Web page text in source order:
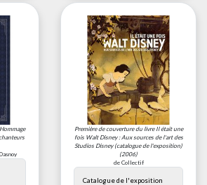
Hommage
Première de couverture du livre Il était une
fois Walt Disney : Aux sources de l'art des
Studios Disney (catalogue de l'exposition)
(2006)
de Collectif
Catalogue de l'exposition